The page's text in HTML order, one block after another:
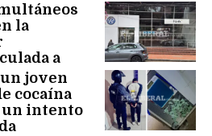
la
a
joven
cocaína
un intento